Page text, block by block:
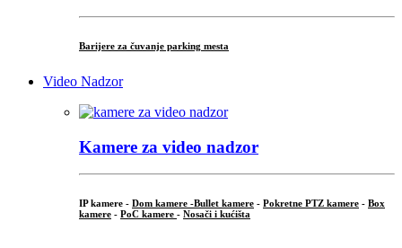
Barijere za čuvanje parking mesta
Video Nadzor
Kamere za video nadzor
IP kamere - Dom kamere -Bullet kamere - Pokretne PTZ kamere - Box
kamere - PoC kamere - Nosači i kućišta